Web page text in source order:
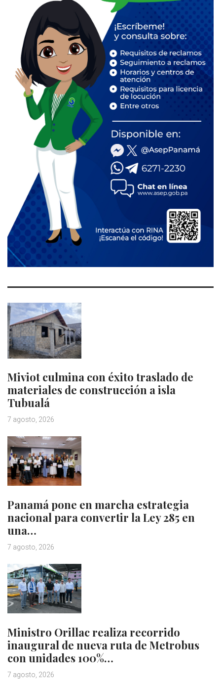
Miviot culmina con éxito traslado de
materiales de construcción a isla
Tubualá
7 agosto, 2026
Panamá pone en marcha estrategia
nacional para convertir la Ley 285 en
una…
7 agosto, 2026
Ministro Orillac realiza recorrido
inaugural de nueva ruta de Metrobus
con unidades 100%…
7 agosto, 2026